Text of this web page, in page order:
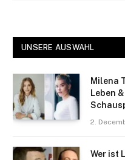
UNSERE AUSWAHL
Milena
Leben
2.
Wer ist